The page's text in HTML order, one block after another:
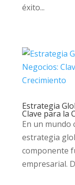
éxito...
Estrategia
Clave para la
En un mundo
estrategia
componente
empresarial.